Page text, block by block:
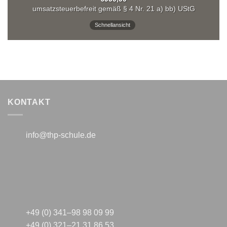
mit4.99
von 5
umsatzsteuerbefreit gemäß § 4 Nr. 21 a) bb) UStG
Schnellansicht
KONTAKT
info@thp-schule.de
+49 (0) 341–98 98 09 99